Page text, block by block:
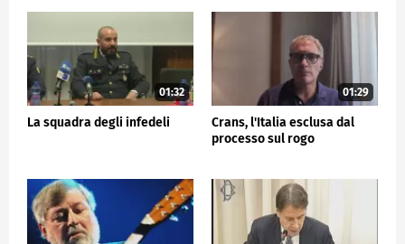
01:32
La squadra degli infedeli
01:29
Crans, l'Italia esclusa dal
processo sul rogo